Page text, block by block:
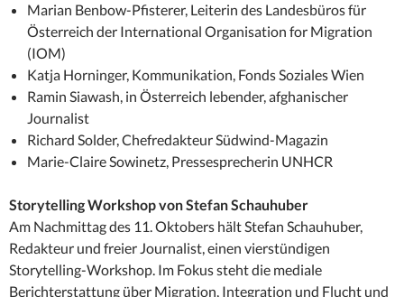
Marian Benbow-Pfisterer, Leiterin des Landesbüros für
Österreich der International Organisation for Migration
(IOM)
Katja Horninger, Kommunikation, Fonds Soziales Wien
Ramin Siawash, in Österreich lebender, afghanischer
Journalist
Richard Solder, Chefredakteur Südwind-Magazin
Marie-Claire Sowinetz, Pressesprecherin UNHCR
Storytelling Workshop von Stefan Schauhuber
Am Nachmittag des 11. Oktobers hält Stefan Schauhuber,
Redakteur und freier Journalist, einen vierstündigen
Storytelling-Workshop. Im Fokus steht die mediale
Berichterstattung über Migration, Integration und Flucht und